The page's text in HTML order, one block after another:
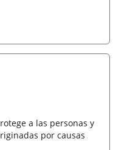
a las personas y
por causas